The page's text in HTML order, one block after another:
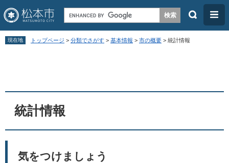
ペ
先
メ
を
検
メ
ニ
現在地 トップページ > 分類でさがす > 基本情報 > 市の概要 > 統計情報
統計情報
気をつけましょう